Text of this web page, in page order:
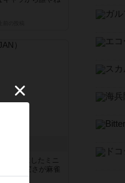
プルにしたミニ
える大変さが麻雀